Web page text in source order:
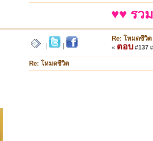
♥♥ รว
Re: โหมดชีวิต
« ตอบ #137
Re: โหมดชีวิต